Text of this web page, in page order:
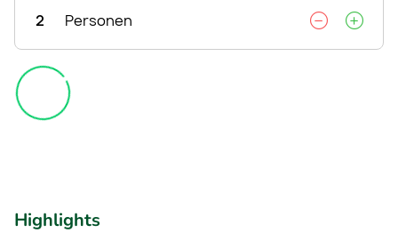
2 Personen
Highlights